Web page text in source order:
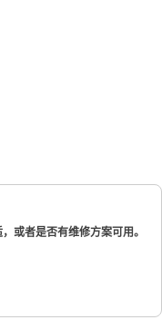
或者是否有维修方案可用。